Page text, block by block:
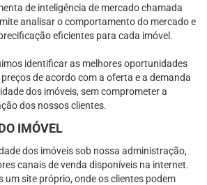
de inteligência de mercado chamada
analisar o comportamento do mercado e
eficientes para cada imóvel.
identificar as melhores oportunidades
de acordo com a oferta e a demanda
dos imóveis, sem comprometer a
dos nossos clientes.
IMÓVEL
dos imóveis sob nossa administração,
canais de venda disponíveis na internet.
um site próprio, onde os clientes podem